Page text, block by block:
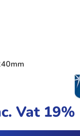
Vat 19%